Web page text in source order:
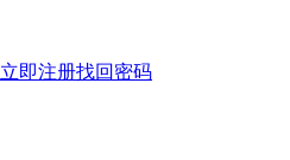
立即注册找回密码